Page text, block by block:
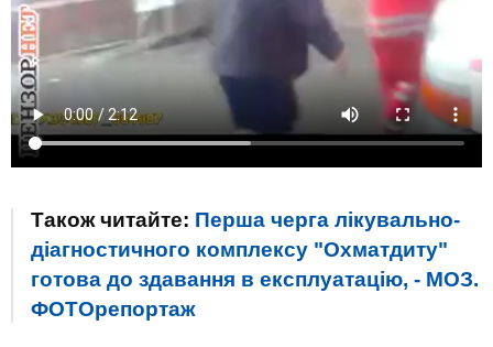
Також читайте: Перша черга лікувально-
діагностичного комплексу "Охматдиту"
готова до здавання в експлуатацію, - МОЗ.
ФОТОрепортаж